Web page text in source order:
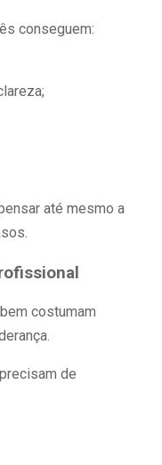
conseguem:
até mesmo a
costumam
de